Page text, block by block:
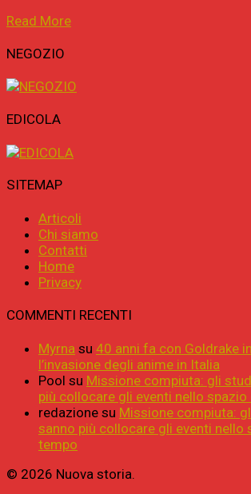
Read More
NEGOZIO
EDICOLA
SITEMAP
Articoli
Chi siamo
Contatti
Home
Privacy
COMMENTI RECENTI
Myrna su 40 anni fa con Goldrake
l’invasione degli anime in Italia
Pool su Missione compiuta: gli
più collocare gli eventi nello spazio
redazione su Missione compiuta:
sanno più collocare gli eventi nello
tempo
© 2026 Nuova storia.